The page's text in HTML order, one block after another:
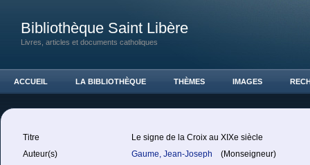
Bibliothèque Saint Libère
Livres, articles et documents catholiques
ACCUEIL LA BIBLIOTHÈQUE THÈMES IMAGES
Titre
Le signe de la Croix au XIXe siècle
Auteur(s)
Gaume, Jean-Joseph
(Monseigneur)